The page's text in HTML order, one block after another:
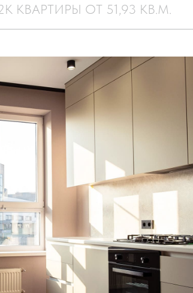
КВАРТИРЫ ОТ 51,93 КВ.М.